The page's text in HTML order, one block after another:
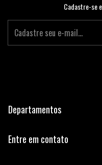
Cadastre-se
Departamentos
Entre em contato